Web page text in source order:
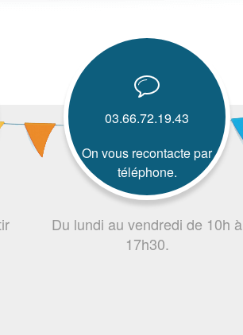
03.66.72.19.43
On vous recontacte par
téléphone.
Du lundi au vendredi de 10h à
17h30.